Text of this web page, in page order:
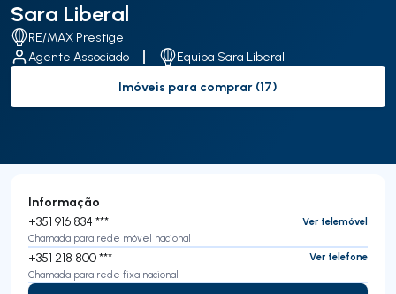
Sara Liberal
RE/MAX Prestige
Agente Associado
Equipa Sara Liberal
to-buy-listing
Imóveis para comprar (17)
Informação
+351 916 834 ***
Ver telemóvel
Chamada para rede móvel nacional
+351 218 800 ***
Ver telefone
Chamada para rede fixa nacional